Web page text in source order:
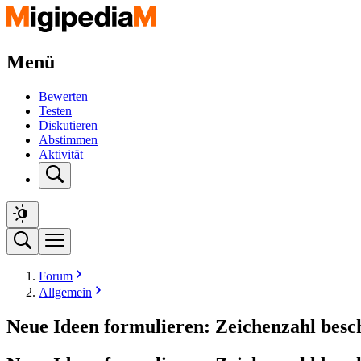
Menü
Bewerten
Testen
Diskutieren
Abstimmen
Aktivität
Forum
Allgemein
Neue Ideen formulieren: Zeichenzahl